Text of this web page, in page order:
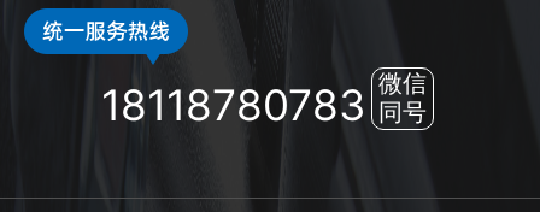
18118780783 微信
同号